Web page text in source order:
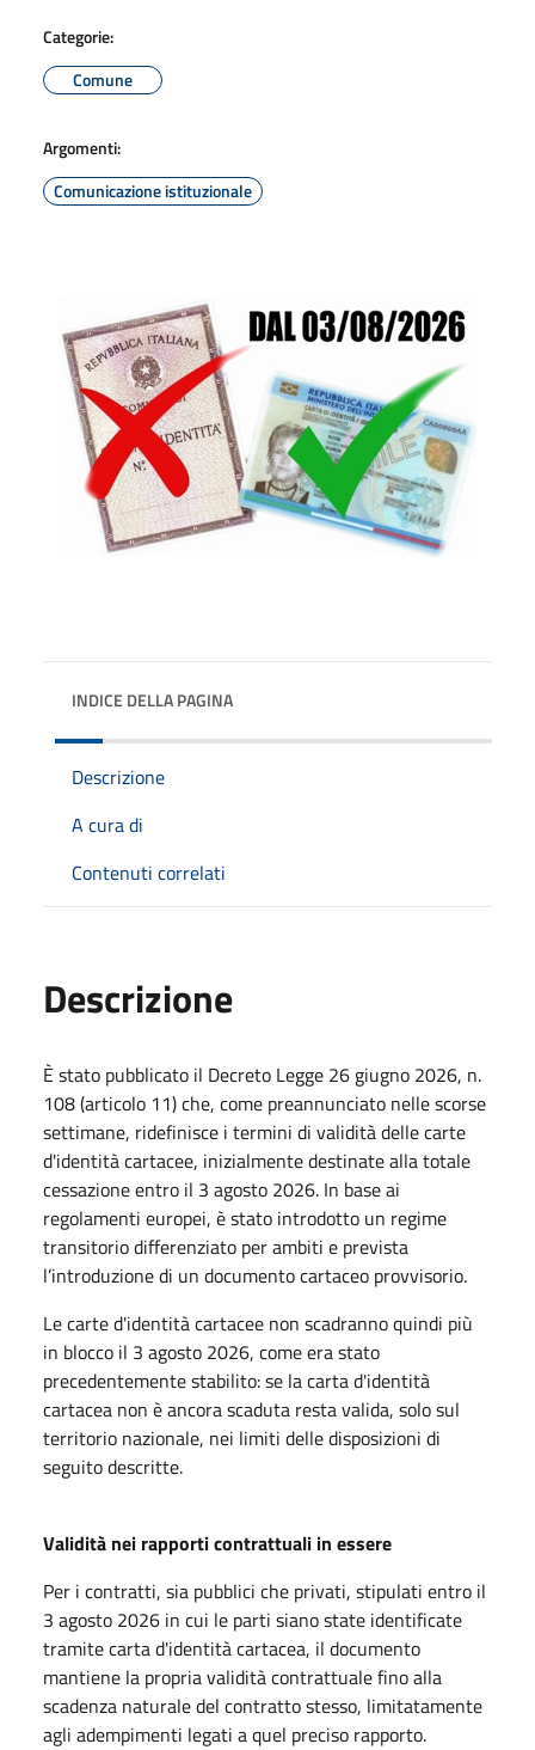
Categorie:
Comune
Argomenti:
Comunicazione istituzionale
INDICE DELLA PAGINA
Descrizione
A cura di
Contenuti correlati
Descrizione
È stato pubblicato il Decreto Legge 26 giugno 2026, n.
108 (articolo 11) che, come preannunciato nelle scorse
settimane, ridefinisce i termini di validità delle carte
d'identità cartacee, inizialmente destinate alla totale
cessazione entro il 3 agosto 2026. In base ai
regolamenti europei, è stato introdotto un regime
transitorio differenziato per ambiti e prevista
l’introduzione di un documento cartaceo provvisorio.
Le carte d'identità cartacee non scadranno quindi più
in blocco il 3 agosto 2026, come era stato
precedentemente stabilito: se la carta d'identità
cartacea non è ancora scaduta resta valida, solo sul
territorio nazionale, nei limiti delle disposizioni di
seguito descritte.
Validità nei rapporti contrattuali in essere
Per i contratti, sia pubblici che privati, stipulati entro il
3 agosto 2026 in cui le parti siano state identificate
tramite carta d'identità cartacea, il documento
mantiene la propria validità contrattuale fino alla
scadenza naturale del contratto stesso, limitatamente
agli adempimenti legati a quel preciso rapporto.